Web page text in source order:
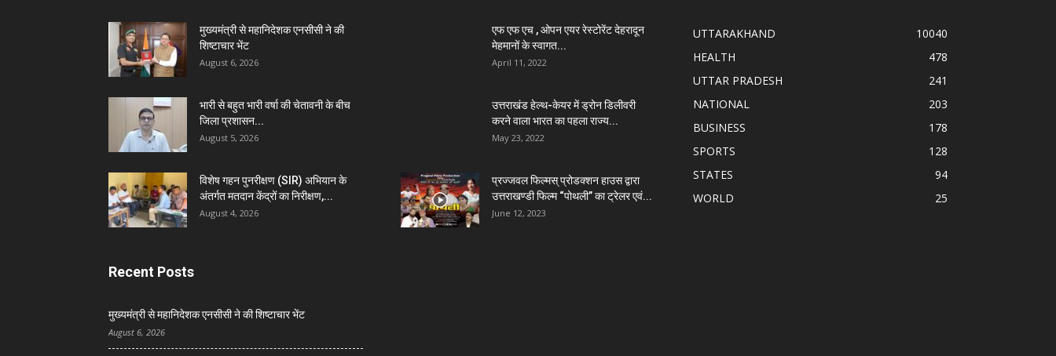
मुख्यमंत्री से महानिदेशक एनसीसी ने की
शिष्टाचार भेंट
August 6, 2026
भारी से बहुत भारी वर्षा की चेतावनी के बीच
जिला प्रशासन...
August 5, 2026
विशेष गहन पुनरीक्षण (SIR) अभियान के
अंतर्गत मतदान केंद्रों का निरीक्षण,...
August 4, 2026
Recent Posts
मुख्यमंत्री से महानिदेशक एनसीसी ने की शिष्टाचार भेंट
August 6, 2026
एफ एफ एच , ओपन एयर रेस्टोरेंट देहरादून
मेहमानों के स्वागत...
April 11, 2022
उत्तराखंड हेल्थ-केयर में ड्रोन डिलीवरी
करने वाला भारत का पहला राज्य...
May 23, 2022
प्रज्जवल फिल्मस् प्रोडक्शन हाउस द्वारा
उत्तराखण्डी फिल्म “पोथली” का ट्रेलर एवं...
June 12, 2023
UTTARAKHAND
10040
HEALTH
478
UTTAR PRADESH
241
NATIONAL
203
BUSINESS
178
SPORTS
128
STATES
94
WORLD
25